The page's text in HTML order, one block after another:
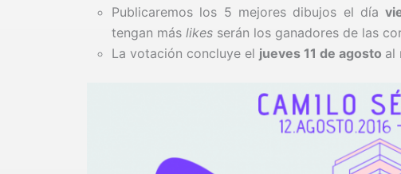
Publicaremos los 5 mejores dibujos el día
tengan más likes serán los ganadores de las
La votación concluye el jueves 11 de agosto al